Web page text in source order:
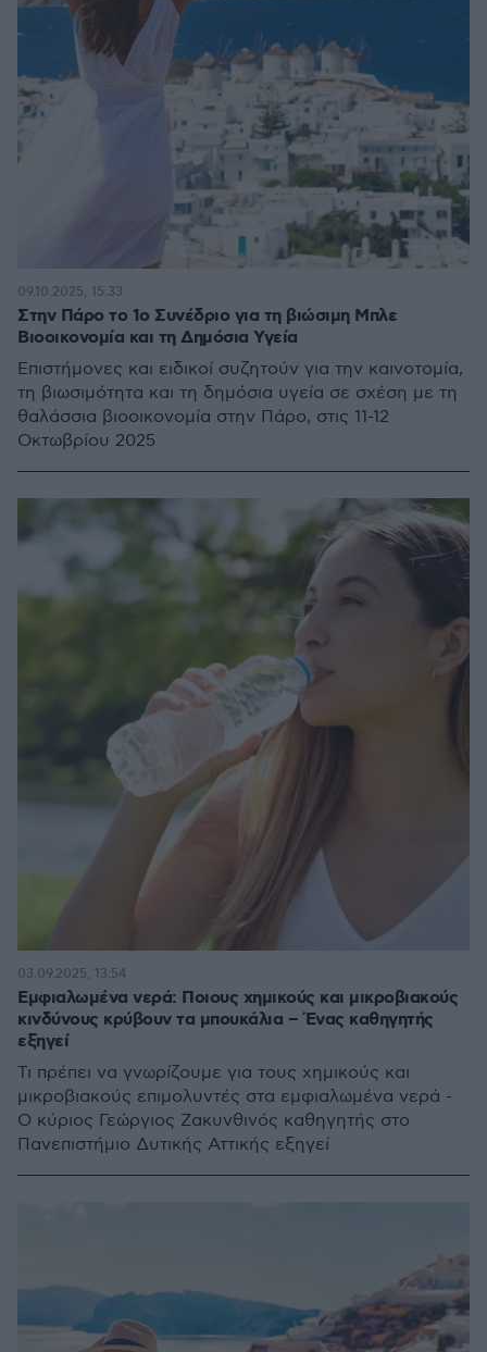
Στην Πάρο το 1ο Συνέδριο για τη βιώσιμη Μπλε
Βιοοικονομία και τη Δημόσια Υγεία
Επιστήμονες και ειδικοί συζητούν για την καινοτομία,
τη βιωσιμότητα και τη δημόσια υγεία σε σχέση με τη
θαλάσσια βιοοικονομία στην Πάρο, στις 11-12
Οκτωβρίου 2025
09.10.2025, 15:33
Εμφιαλωμένα νερά: Ποιους χημικούς και μικροβιακούς
κινδύνους κρύβουν τα μπουκάλια – Ένας καθηγητής
εξηγεί
Τι πρέπει να γνωρίζουμε για τους χημικούς και
μικροβιακούς επιμολυντές στα εμφιαλωμένα νερά -
O κύριος Γεώργιος Ζακυνθινός καθηγητής στο
Πανεπιστήμιο Δυτικής Αττικής εξηγεί
03.09.2025, 13:54